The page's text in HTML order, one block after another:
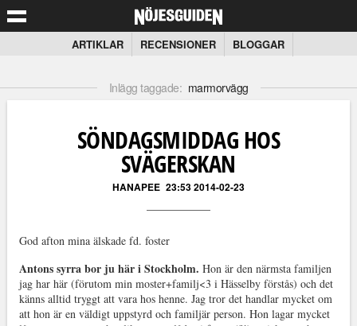
ARTIKLAR RECENSIONER BLOGGAR
Inlägg taggade: marmorvägg
SÖNDAGSMIDDAG HOS
SVÄGERSKAN
HANAPEE 23:53 2014-02-23
God afton mina älskade fd. foster
Antons syrra bor ju här i Stockholm. Hon är den närmsta familjen
jag har här (förutom min moster+familj<3 i Hässelby förstås) och det
känns alltid tryggt att vara hos henne. Jag tror det handlar mycket om
att hon är en väldigt uppstyrd och familjär person. Hon lagar mycket